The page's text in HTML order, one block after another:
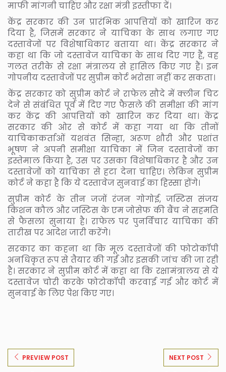
माफी मांगनी चाहिए और रक्षा मंत्री इस्तीफा दें।
केंद्र सरकार की उन प्रारंभिक आपत्तियों को खारिज कर
दिया है, जिसमें सरकार ने याचिका के साथ लगाए गए
दस्तावेजों पर विशेषाधिकार बताया था। केंद्र सरकार ने
कहा था कि जो दस्तावेज याचिका के साथ दिए गए हैं, वह
गलत तरीके से रक्षा मंत्रालय से हासिल किए गए हैं। इन
गोपनीय दस्तावेजों पर सुप्रीम कोर्ट भरोसा नहीं कर सकता।
केंद्र सरकार को सुप्रीम कोर्ट ने राफेल सौदे में क्लीन चिट
देने से संबंधित पूर्व में दिए गए फैसले की समीक्षा की मांग
कर केंद्र की आपत्तियों को खारिज कर दिया था। केंद्र
सरकार की ओर से कोर्ट में कहा गया था कि तीनों
याचिकाकर्ताओं यशवंत सिन्हा, अरूण शौरी और प्रशांत
भूषण ने अपनी समीक्षा याचिका में जिन दस्तावेजों का
इस्तेमाल किया है, उस पर उसका विशेषाधिकार है और उन
दस्तावेजों को याचिका से हटा देना चाहिए। लेकिन सुप्रीम
कोर्ट ने कहा है कि ये दस्तावेज सुनवाई का हिस्सा होंगे।
सुप्रीम कोर्ट के तीन जजों रंजन गोगोई, जस्टिस संजय
किशन कौल और जस्टिस के एम जोसेफ की बैंच ने सहमति
से फैसला सुनाया है। राफेल पर पुनर्विचार याचिका की
तारीख पर आदेश जारी करेंगे।
सरकार का कहना था कि मूल दस्तावेजों की फोटोकॉपी
अनधिकृत रूप से तैयार की गईं और इसकी जांच की जा रही
है। सरकार ने सुप्रीम कोर्ट में कहा था कि रक्षामंत्रालय से ये
दस्तावेज चोरी करके फोटोकॉपी करवाई गई और कोर्ट में
सुनवाई के लिए पेश किए गए।
PREVIEW POST NEXT POST